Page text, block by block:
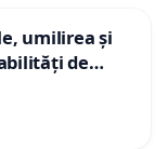
umilirea și
de